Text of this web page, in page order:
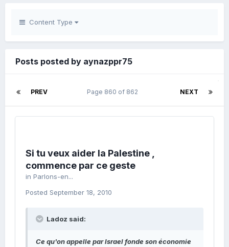
Content Type
Posts posted by aynazppr75
PREV NEXT
Page 860 of 862
Si tu veux aider la Palestine ,
commence par ce geste
in Parlons-en...
Posted September 18, 2010
Ladoz said:
Ce qu'on appelle par Israel fonde son économie